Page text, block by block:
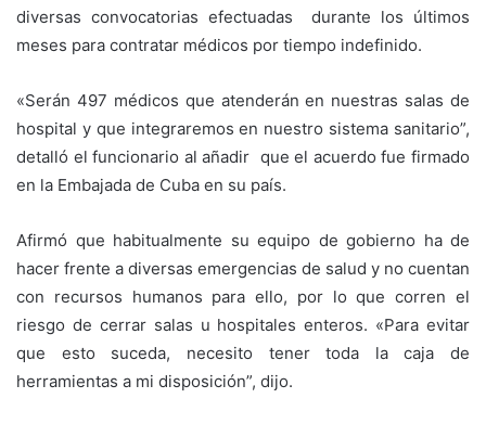
diversas convocatorias efectuadas durante los últimos
meses para contratar médicos por tiempo indefinido.
«Serán 497 médicos que atenderán en nuestras salas de
hospital y que integraremos en nuestro sistema sanitario”,
detalló el funcionario al añadir que el acuerdo fue firmado
en la Embajada de Cuba en su país.
Afirmó que habitualmente su equipo de gobierno ha de
hacer frente a diversas emergencias de salud y no cuentan
con recursos humanos para ello, por lo que corren el
riesgo de cerrar salas u hospitales enteros. «Para evitar
que esto suceda, necesito tener toda la caja de
herramientas a mi disposición”, dijo.